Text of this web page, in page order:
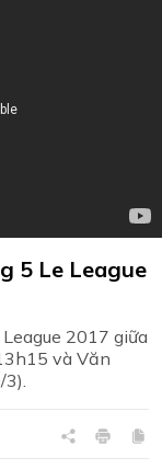
5 Le League
2017 giữa
và Văn
3).